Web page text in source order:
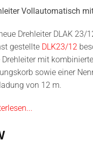
Vollautomatisch
Drehleiter DLAK
gestellte DLK23/12
Drehleiter mit
sowie einer
von 12 m.